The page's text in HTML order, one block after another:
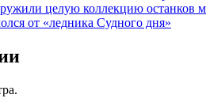
целую коллекцию останков
от «ледника Судного дня»